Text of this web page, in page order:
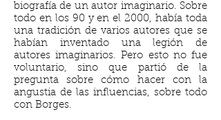
biografía de un autor imaginario. Sobre
todo en los 90 y en el 2000, había toda
una tradición de varios autores que se
habían inventado una legión de
autores imaginarios. Pero esto no fue
voluntario, sino que partió de la
pregunta sobre cómo hacer con la
angustia de las influencias, sobre todo
con Borges.